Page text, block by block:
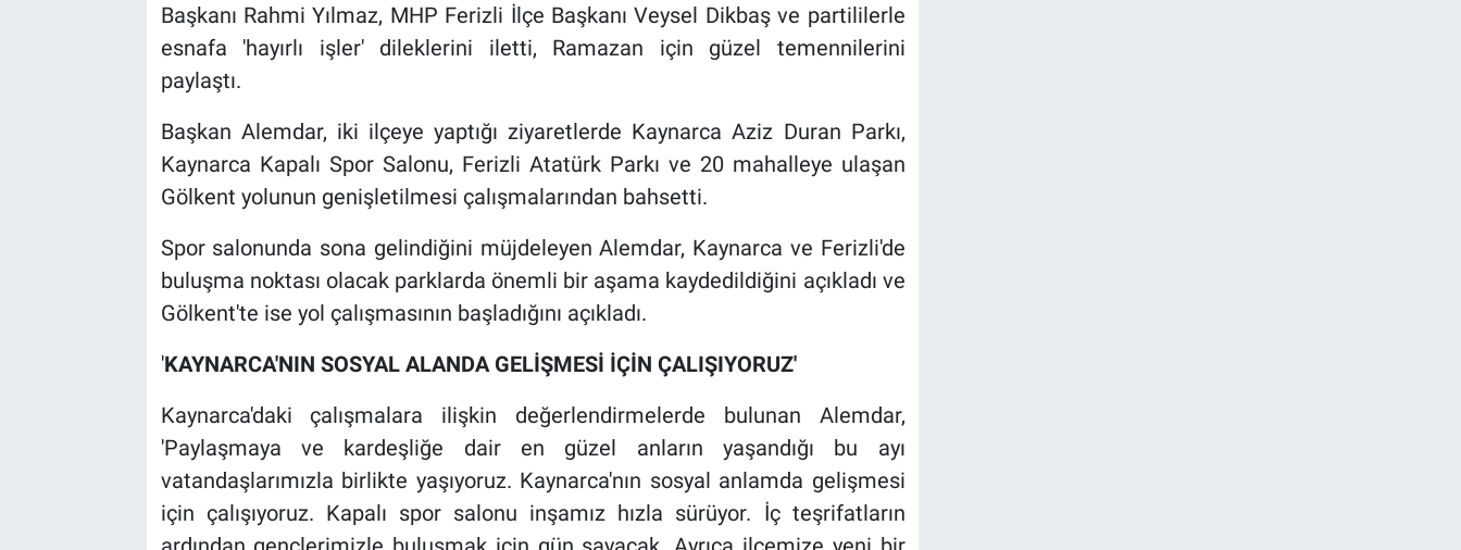
Başkanı Rahmi Yılmaz, MHP Ferizli İlçe Başkanı Veysel Dikbaş ve partililerle
esnafa 'hayırlı işler' dileklerini iletti, Ramazan için güzel temennilerini
paylaştı.
Başkan Alemdar, iki ilçeye yaptığı ziyaretlerde Kaynarca Aziz Duran Parkı,
Kaynarca Kapalı Spor Salonu, Ferizli Atatürk Parkı ve 20 mahalleye ulaşan
Gölkent yolunun genişletilmesi çalışmalarından bahsetti.
Spor salonunda sona gelindiğini müjdeleyen Alemdar, Kaynarca ve Ferizli'de
buluşma noktası olacak parklarda önemli bir aşama kaydedildiğini açıkladı ve
Gölkent'te ise yol çalışmasının başladığını açıkladı.
'KAYNARCA'NIN SOSYAL ALANDA GELİŞMESİ İÇİN ÇALIŞIYORUZ'
Kaynarca'daki çalışmalara ilişkin değerlendirmelerde bulunan Alemdar,
'Paylaşmaya ve kardeşliğe dair en güzel anların yaşandığı bu ayı
vatandaşlarımızla birlikte yaşıyoruz. Kaynarca'nın sosyal anlamda gelişmesi
için çalışıyoruz. Kapalı spor salonu inşamız hızla sürüyor. İç teşrifatların